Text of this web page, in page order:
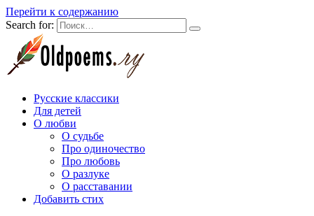
Перейти к содержанию
Search for:
Русские классики
Для детей
О любви
О судьбе
Про одиночество
Про любовь
О разлуке
О расставании
Добавить стих